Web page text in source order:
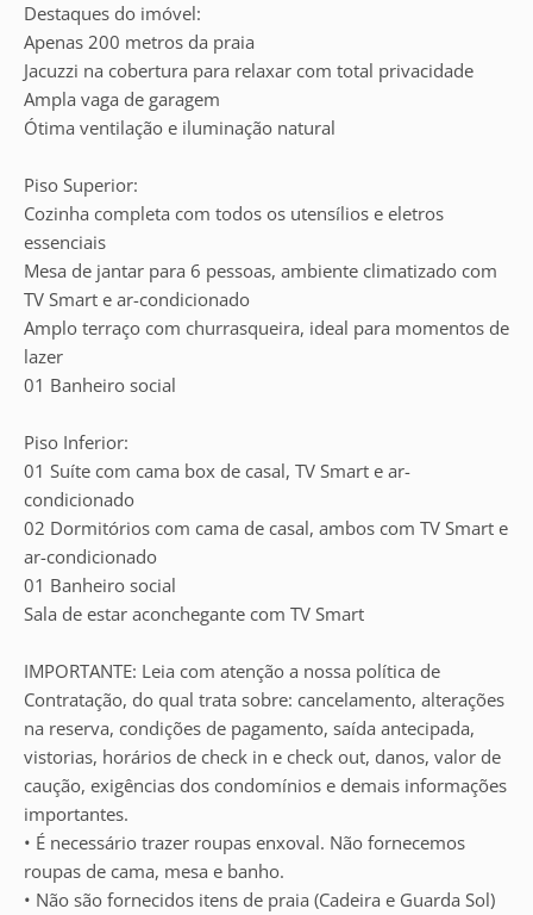
Destaques do imóvel:
Apenas 200 metros da praia
Jacuzzi na cobertura para relaxar com total privacidade
Ampla vaga de garagem
Ótima ventilação e iluminação natural
Piso Superior:
Cozinha completa com todos os utensílios e eletros
essenciais
Mesa de jantar para 6 pessoas, ambiente climatizado com
TV Smart e ar-condicionado
Amplo terraço com churrasqueira, ideal para momentos de
lazer
01 Banheiro social
Piso Inferior:
01 Suíte com cama box de casal, TV Smart e ar-
condicionado
02 Dormitórios com cama de casal, ambos com TV Smart e
ar-condicionado
01 Banheiro social
Sala de estar aconchegante com TV Smart
IMPORTANTE: Leia com atenção a nossa política de
Contratação, do qual trata sobre: cancelamento, alterações
na reserva, condições de pagamento, saída antecipada,
vistorias, horários de check in e check out, danos, valor de
caução, exigências dos condomínios e demais informações
importantes.
• É necessário trazer roupas enxoval. Não fornecemos
roupas de cama, mesa e banho.
• Não são fornecidos itens de praia (Cadeira e Guarda Sol)